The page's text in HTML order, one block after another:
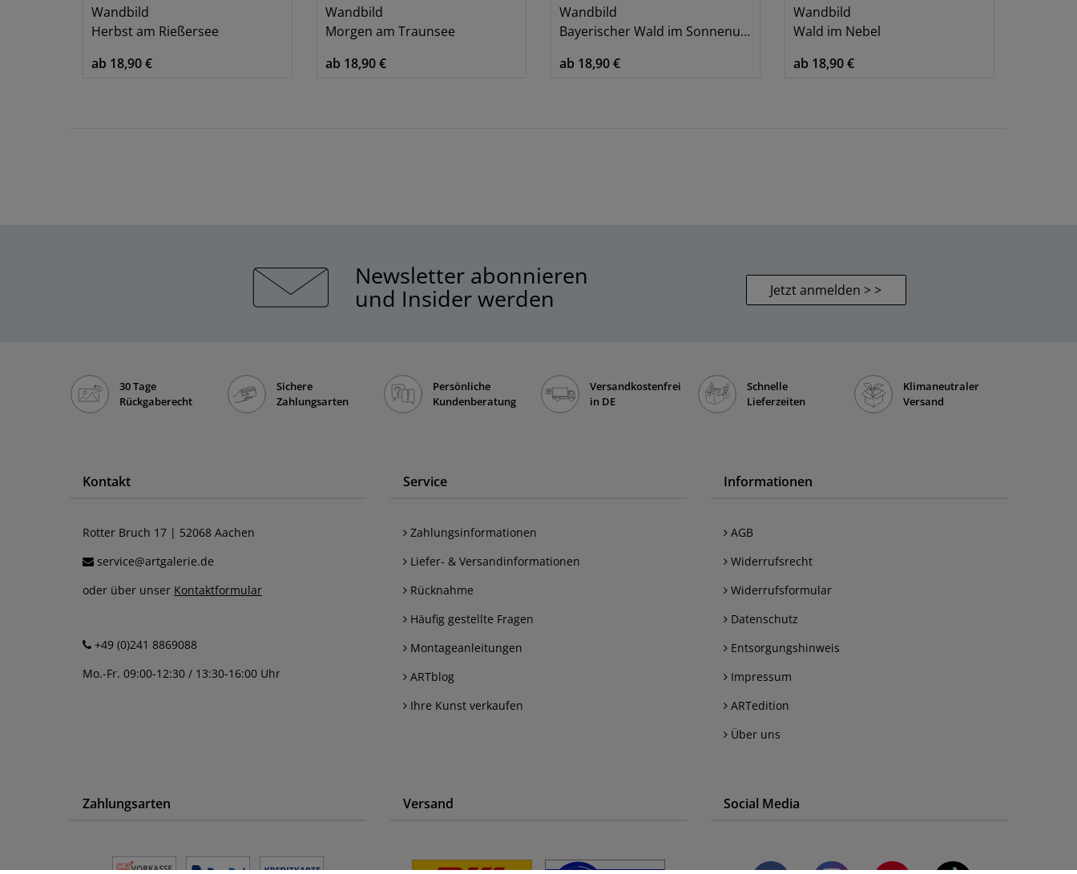
Wandbild
Herbst am Rießersee
ab 18,90 €
Wandbild
Morgen am Traunsee
ab 18,90 €
Wandbild
Bayerischer Wald im Sonnenuntergang
ab 18,90 €
Wandbild
Wald im Nebel
ab 18,90 €
Newsletter abonnieren
und Insider werden Jetzt anmelden > >
30 Tage
Rückgaberecht
Sichere
Zahlungsarten
Persönliche
Kundenberatung
Versandkostenfrei
in DE
Schnelle
Lieferzeiten
Klimaneutraler
Versand
Kontakt
Rotter Bruch 17 | 52068 Aachen
service@artgalerie.de
oder über unser Kontaktformular
+49 (0)241 8869088
Mo.-Fr. 09:00-12:30 / 13:30-16:00 Uhr
Service
Zahlungsinformationen
Liefer- & Versandinformationen
Rücknahme
Häufig gestellte Fragen
Montageanleitungen
ARTblog
Ihre Kunst verkaufen
Informationen
AGB
Widerrufsrecht
Widerrufsformular
Datenschutz
Entsorgungshinweis
Impressum
ARTedition
Über uns
Zahlungsarten Versand Social Media